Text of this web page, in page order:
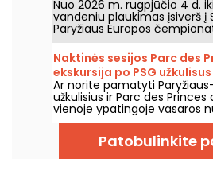
plaukikus. Štai visos žinios
rungtis!
plaukimo rungtims
Nuo 2026 m. rugpjūčio 4 d.
vandeniu plaukimas įsiverš į
Paryžiaus Europos
km ir mišrios estafetės
maratonininkai varžysis
fone.
Naktinės sesijos Parc des
ekskursija po PSG
šventiška lauko tavernėlė
Ar norite pamatyti
užkulisius ir Parc des
vienoje ypatingoje vasaros
Pasinaudokite naktinėmis
į stadioną naktį bei
šventinių pramogų. Štai šios
metų programa!
Patobulinkite